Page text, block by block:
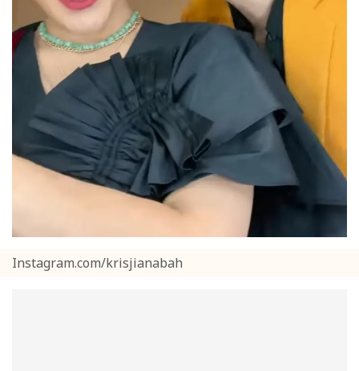
Instagram.com/krisjianabah